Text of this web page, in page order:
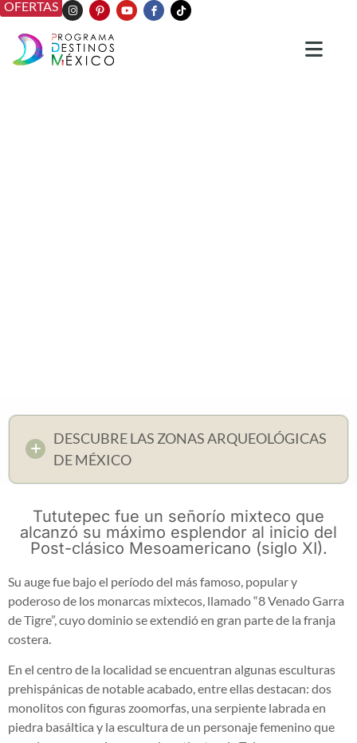
OFERTAS
DESCUBRE LAS ZONAS ARQUEOLÓGICAS
DE MÉXICO
Tututepec fue un señorío mixteco que
alcanzó su máximo esplendor al inicio del
Post-clásico Mesoamericano (siglo XI).
Su auge fue bajo el período del más famoso, popular y
poderoso de los monarcas mixtecos, llamado “8 Venado Garra
de Tigre”, cuyo dominio se extendió en gran parte de la franja
costera.
En el centro de la localidad se encuentran algunas esculturas
prehispánicas de notable acabado, entre ellas destacan: dos
monolitos con figuras zoomorfas, una serpiente labrada en
piedra basáltica y la escultura de un personaje femenino que